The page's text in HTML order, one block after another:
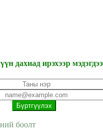
дахиад ирэхээр
боолт